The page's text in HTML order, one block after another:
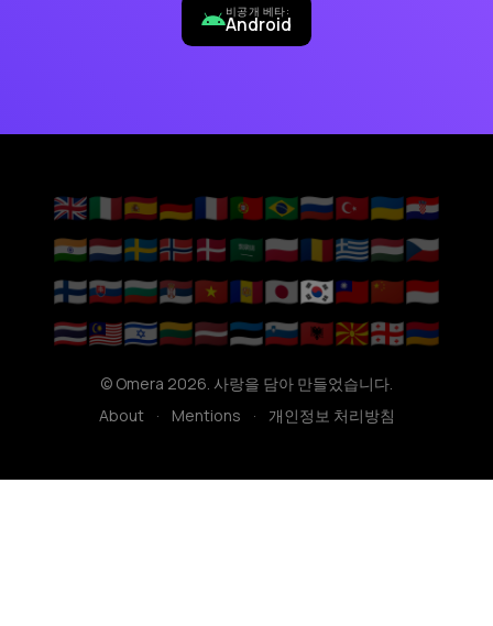
비공개 베타:
Android
🇬🇧🇮🇹🇪🇸🇩🇪🇫🇷🇵🇹🇧🇷🇷🇺🇹🇷🇺🇦🇭🇷
🇮🇳🇳🇱🇸🇪🇳🇴🇩🇰🇸🇦🇵🇱🇷🇴🇬🇷🇭🇺🇨🇿
🇫🇮🇸🇰🇧🇬🇷🇸🇻🇳🇦🇩🇯🇵🇰🇷🇹🇼🇨🇳🇮🇩
🇹🇭🇲🇾🇮🇱🇱🇹🇱🇻🇪🇪🇸🇮🇦🇱🇲🇰🇬🇪🇦🇲
© Omera 2026. 사랑을 담아 만들었습니다.
About
· Mentions · 개인정보 처리방침